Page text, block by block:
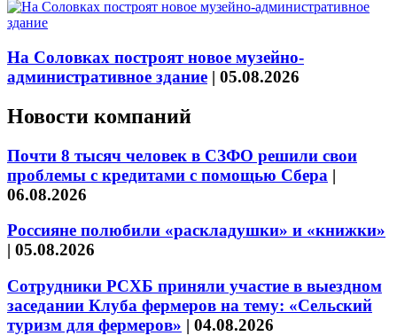
На Соловках построят новое музейно-
административное здание | 05.08.2026
Новости компаний
Почти 8 тысяч человек в СЗФО решили свои
проблемы с кредитами с помощью Сбера |
06.08.2026
Россияне полюбили «раскладушки» и «книжки»
| 05.08.2026
Сотрудники РСХБ приняли участие в выездном
заседании Клуба фермеров на тему: «Сельский
туризм для фермеров» | 04.08.2026